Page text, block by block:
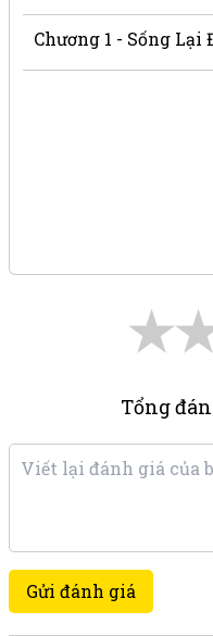
Chương 1 - Sống Lại
★
Tổng
Gửi đánh giá